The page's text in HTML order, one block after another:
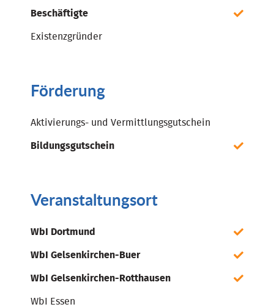
Beschäftigte
Existenzgründer
Förderung
Aktivierungs- und Vermittlungsgutschein
Bildungsgutschein
Veranstaltungsort
WbI Dortmund
WbI Gelsenkirchen-Buer
WbI Gelsenkirchen-Rotthausen
WbI Essen